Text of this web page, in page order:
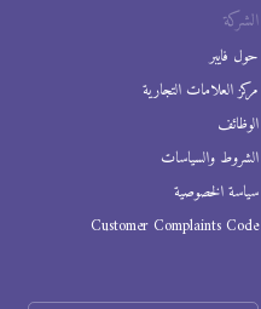
الشركة
حول فايبر
مركز العلامات التجارية
الوظائف
الشروط والسياسات
سياسة الخصوصية
Customer Complaints Code